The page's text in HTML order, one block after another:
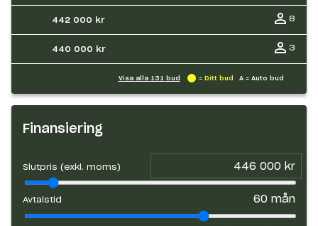
442 000 kr 8
440 000 kr 3
Visa alla 131 bud = Ditt bud A = Auto bud
Finansiering
Slutpris (exkl. moms)
Avtalstid 60 mån